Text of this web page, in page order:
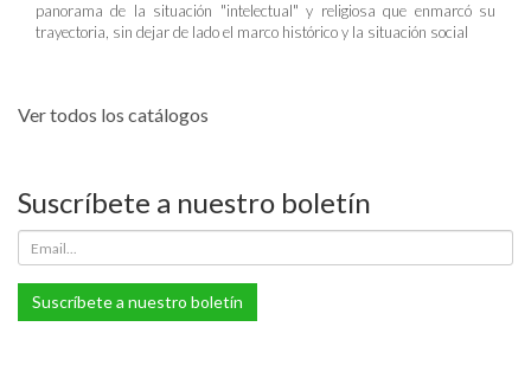
panorama de la situación "intelectual" y religiosa que enmarcó su
trayectoria, sin dejar de lado el marco histórico y la situación social
Ver todos los catálogos
Suscríbete a nuestro boletín
Suscríbete a nuestro boletín